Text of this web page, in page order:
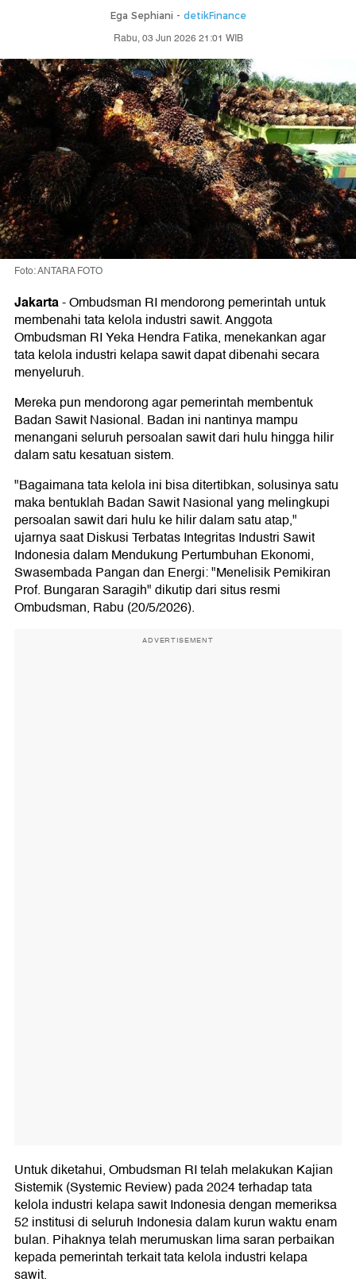
Ega Sephiani - detikFinance
Rabu, 03 Jun 2026 21:01 WIB
Foto: ANTARA FOTO
Jakarta-Ombudsman RI mendorong pemerintah untuk
membenahi tata kelola industri sawit. Anggota
Ombudsman RI Yeka Hendra Fatika, menekankan agar
tata kelola industri kelapa sawit dapat dibenahi secara
menyeluruh.
Mereka pun mendorong agar pemerintah membentuk
Badan Sawit Nasional. Badan ini nantinya mampu
menangani seluruh persoalan sawit dari hulu hingga hilir
dalam satu kesatuan sistem.
"Bagaimana tata kelola ini bisa ditertibkan, solusinya satu
maka bentuklah Badan Sawit Nasional yang melingkupi
persoalan sawit dari hulu ke hilir dalam satu atap,"
ujarnya saat Diskusi Terbatas Integritas Industri Sawit
Indonesia dalam Mendukung Pertumbuhan Ekonomi,
Swasembada Pangan dan Energi: "Menelisik Pemikiran
Prof. Bungaran Saragih" dikutip dari situs resmi
Ombudsman, Rabu (20/5/2026).
ADVERTISEMENT
Untuk diketahui, Ombudsman RI telah melakukan Kajian
Sistemik (Systemic Review) pada 2024 terhadap tata
kelola industri kelapa sawit Indonesia dengan memeriksa
52 institusi di seluruh Indonesia dalam kurun waktu enam
bulan. Pihaknya telah merumuskan lima saran perbaikan
kepada pemerintah terkait tata kelola industri kelapa
sawit.